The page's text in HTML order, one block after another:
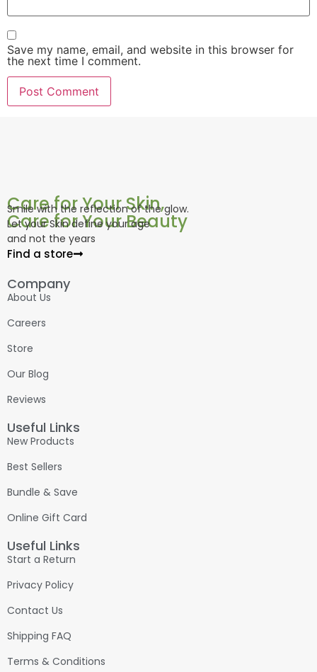
Save my name, email, and website in this browser for
the next time I comment.
Care for Your Skin,
Care for Your Beauty
Smile with the reflection of the glow.
Let your Skin define your age
and not the years
Find a store
Company
About Us
Careers
Store
Our Blog
Reviews
Useful Links
New Products
Best Sellers
Bundle & Save
Online Gift Card
Useful Links
Start a Return
Privacy Policy
Contact Us
Shipping FAQ
Terms & Conditions